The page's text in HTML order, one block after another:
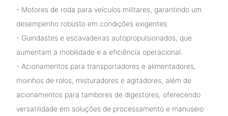
- Motores de roda para veículos militares, garantindo um
desempenho robusto em condições exigentes.
- Guindastes e escavadeiras autopropulsionados, que
aumentam a mobilidade e a eficiência operacional.
- Acionamentos para transportadores e alimentadores,
moinhos de rolos, misturadores e agitadores, além de
acionamentos para tambores de digestores, oferecendo
versatilidade em soluções de processamento e manuseio